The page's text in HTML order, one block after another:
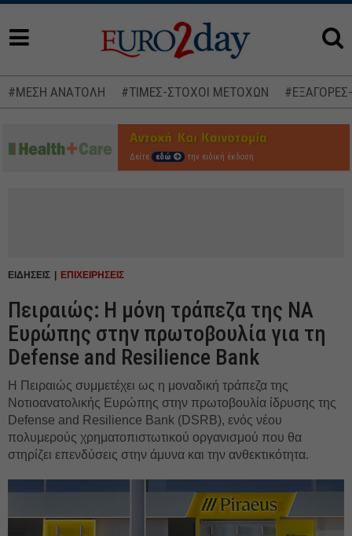
#ΜΕΣΗ ΑΝΑΤΟΛΗ #ΤΙΜΕΣ-ΣΤΟΧΟΙ ΜΕΤΟΧΩΝ
Δείτε εδώ την ειδική έκδοση
ΕΙΔΗΣΕΙΣ ΕΠΙΧΕΙΡΗΣΕΙΣ
Πειραιώς: Η μόνη τράπεζα της ΝΑ
Ευρώπης στην πρωτοβουλία για τη
Defense and Resilience Bank
Η Πειραιώς συμμετέχει ως η μοναδική τράπεζα της
Νοτιοανατολικής Ευρώπης στην πρωτοβουλία ίδρυσης της
Defense and Resilience Bank (DSRB), ενός νέου
πολυμερούς χρηματοπιστωτικού οργανισμού που θα
στηρίζει επενδύσεις στην άμυνα και την ανθεκτικότητα.